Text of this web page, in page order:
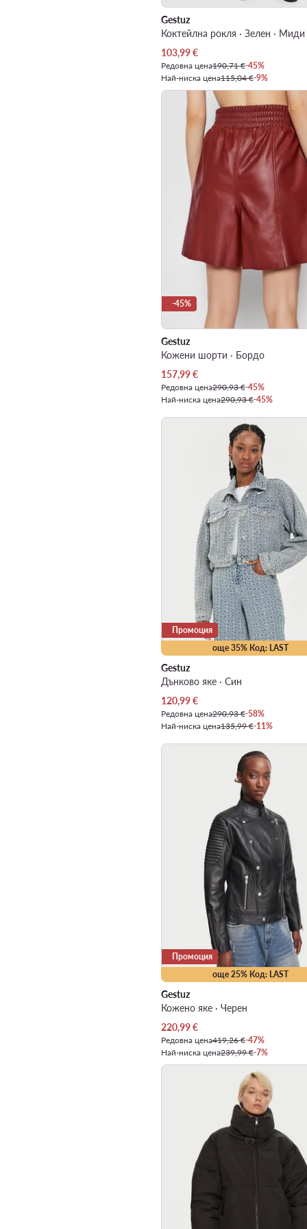
Gestuz
Коктейлна рокля · Зелен · Миди
Актуална цена
103,99€
Редовна цена190,71 €-45%
Най-ниска цена115,04 €-9%
-45%
Gestuz
Кожени шорти · Бордо
Актуална цена
157,99€
Редовна цена290,93 €-45%
Най-ниска цена290,93 €-45%
още 35% Код: LAST
Промоция
Gestuz
Дънково яке · Син
Актуална цена
120,99€
Редовна цена290,93 €-58%
Най-ниска цена135,99 €-11%
още 25% Код: LAST
Промоция
Gestuz
Кожено яке · Черен
Актуална цена
220,99€
Редовна цена419,26 €-47%
Най-ниска цена239,99 €-7%